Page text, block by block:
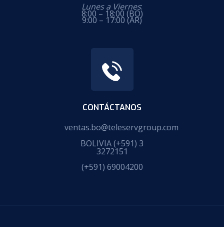
Lunes a Viernes:
8:00 – 18:00 (BO)
9:00 – 17:00 (AR)
CONTÁCTANOS
ventas.bo@teleservgroup.com
BOLIVIA(+591) 3
3272151
(+591) 69004200